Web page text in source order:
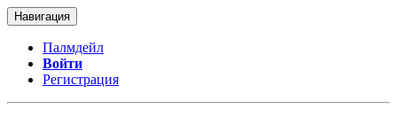
Навигация
Палмдейл
Войти
Регистрация